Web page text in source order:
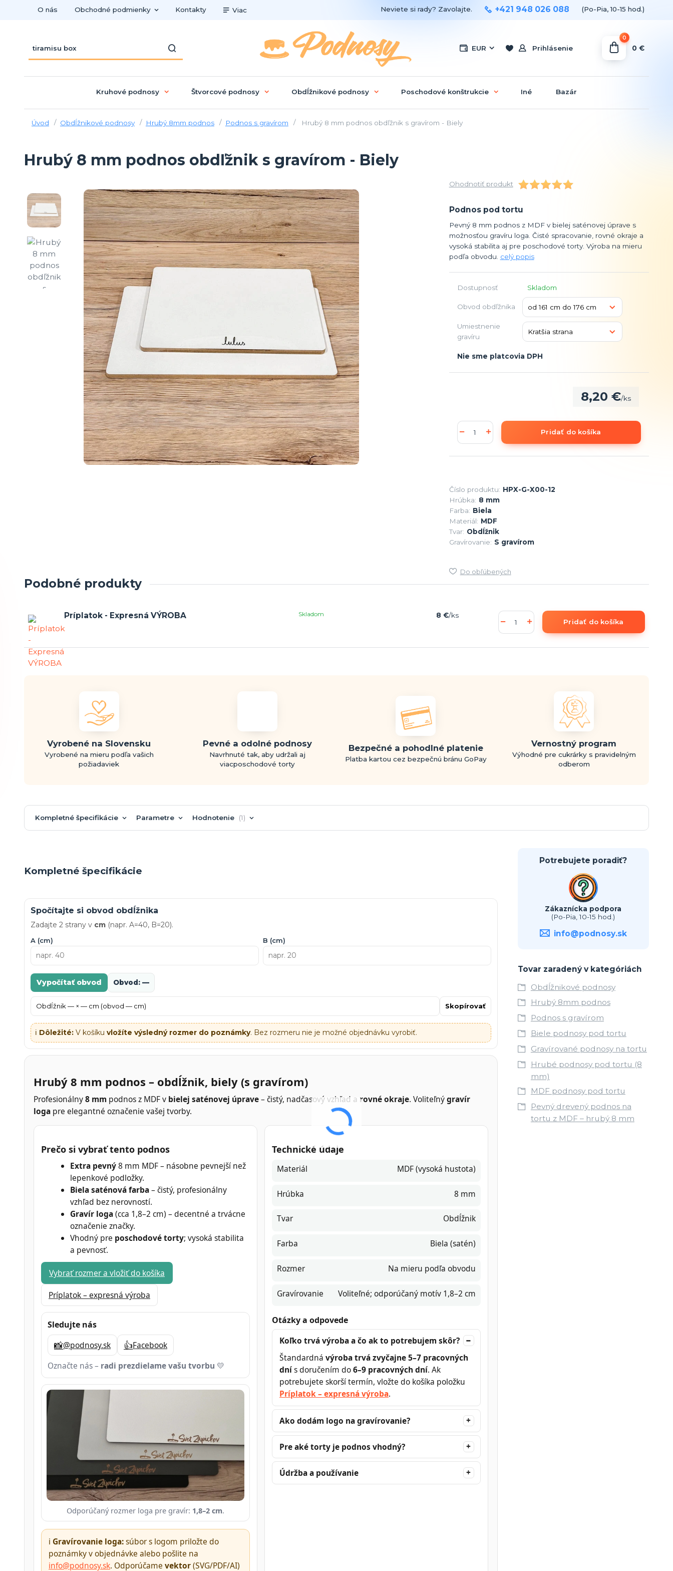
O nás Obchodné podmienky Kontakty Viac
EUR Prihlásenie
Neviete si rady? Zavolajte. +421 948 026 088 (Po-Pia, 10-15 hod.)
0
0 €
Kruhové podnosy Štvorcové podnosy Obdĺžnikové podnosy Poschodové konštrukcie Iné Bazár
Úvod Obdĺžnikové podnosy Hrubý 8mm podnos Podnos s gravírom Hrubý 8 mm podnos obdľžnik s gravírom - Biely
Hrubý 8 mm podnos obdľžnik s gravírom - Biely
Ohodnotiť produkt
Podnos pod tortu
Pevný 8 mm podnos z MDF v bielej saténovej úprave s
možnosťou gravíru loga. Čisté spracovanie, rovné okraje a
vysoká stabilita aj pre poschodové torty. Výroba na mieru
podľa obvodu. celý popis
Dostupnosť Skladom
Obvod obdľžnika
Umiestnenie
gravíru
Nie sme platcovia DPH
8,20 €/ks
Pridať do košíka
Číslo produktu: HPX-G-X00-12
Hrúbka: 8 mm
Farba: Biela
Materiál: MDF
Tvar: Obdĺžnik
Gravírovanie: S gravírom
Do obľúbených
Podobné produkty
Príplatok - Expresná VÝROBA 8 €/ks
Skladom
Pridať do košíka
Vyrobené na Slovensku
Vyrobené na mieru podľa vašich
požiadaviek
Pevné a odolné podnosy
Navrhnuté tak, aby udržali aj
viacposchodové torty
Bezpečné a pohodlné platenie
Platba kartou cez bezpečnú bránu GoPay
Vernostný program
Výhodné pre cukrárky s pravidelným
odberom
Kompletné špecifikácie Parametre Hodnotenie 1
Kompletné špecifikácie
Spočítajte si obvod obdĺžnika
Zadajte 2 strany v cm (napr. A=40, B=20).
A (cm) B (cm)
Vypočítať obvod Obvod: —
Skopírovať
ℹ️ Dôležité: V košíku vložíte výsledný rozmer do poznámky. Bez rozmeru nie je možné objednávku vyrobiť.
Hrubý 8 mm podnos – obdĺžnik, biely (s gravírom)
Profesionálny8 mm podnos z MDF v bielej saténovej úprave– čistý, nadčasový vzhľad a rovné okraje. Voliteľnýgravír
loga pre elegantné označenie vašej tvorby.
Prečo si vybrať tento podnos
Extra pevný8 mm MDF – násobne pevnejší než
lepenkové podložky.
Biela saténová farba– čistý, profesionálny
vzhľad bez nerovností.
Gravír loga(cca 1,8–2 cm) – decentné a trvácne
označenie značky.
Vhodný pre poschodové torty; vysoká stabilita
a pevnosť.
Vybrať rozmer a vložiť do košíka
Príplatok – expresná výroba
Sledujte nás
📸@podnosy.sk 👍Facebook
Označte nás – radi prezdielame vašu tvorbu 💛
Odporúčaný rozmer loga pre gravír: 1,8–2 cm.
ℹ️ Gravírovanie loga:súbor s logom priložte do
poznámky v objednávke alebo pošlite na
info@podnosy.sk. Odporúčame vektor(SVG/PDF/AI)
Technické údaje
Materiál MDF (vysoká hustota)
Hrúbka 8 mm
Tvar Obdĺžnik
Farba Biela (satén)
Rozmer Na mieru podľa obvodu
Gravírovanie Voliteľné; odporúčaný motív 1,8–2 cm
Otázky a odpovede
Koľko trvá výroba a čo ak to potrebujem skôr?
Štandardná výroba trvá zvyčajne 5–7 pracovných
dnís doručením do6–9 pracovných dní. Ak
potrebujete skorší termín, vložte do košíka položku
Príplatok – expresná výroba.
Ako dodám logo na gravírovanie?
Pre aké torty je podnos vhodný?
Údržba a používanie
Potrebujete poradiť?
Zákaznícka podpora
(Po-Pia, 10-15 hod.)
info@podnosy.sk
Tovar zaradený v kategóriách
Obdĺžnikové podnosy
Hrubý 8mm podnos
Podnos s gravírom
Biele podnosy pod tortu
Gravírované podnosy na tortu
Hrubé podnosy pod tortu (8
mm)
MDF podnosy pod tortu
Pevný drevený podnos na
tortu z MDF – hrubý 8 mm